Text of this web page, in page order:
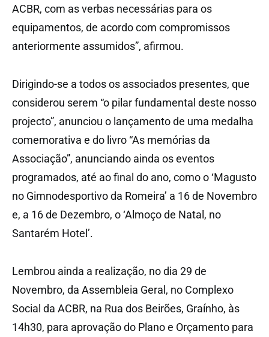
ACBR, com as verbas necessárias para os
equipamentos, de acordo com compromissos
anteriormente assumidos”, afirmou.
Dirigindo-se a todos os associados presentes, que
considerou serem “o pilar fundamental deste nosso
projecto”, anunciou o lançamento de uma medalha
comemorativa e do livro “As memórias da
Associação”, anunciando ainda os eventos
programados, até ao final do ano, como o ‘Magusto
no Gimnodesportivo da Romeira’ a 16 de Novembro
e, a 16 de Dezembro, o ‘Almoço de Natal, no
Santarém Hotel’.
Lembrou ainda a realização, no dia 29 de
Novembro, da Assembleia Geral, no Complexo
Social da ACBR, na Rua dos Beirões, Graínho, às
14h30, para aprovação do Plano e Orçamento para